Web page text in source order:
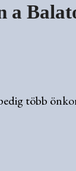
a
több